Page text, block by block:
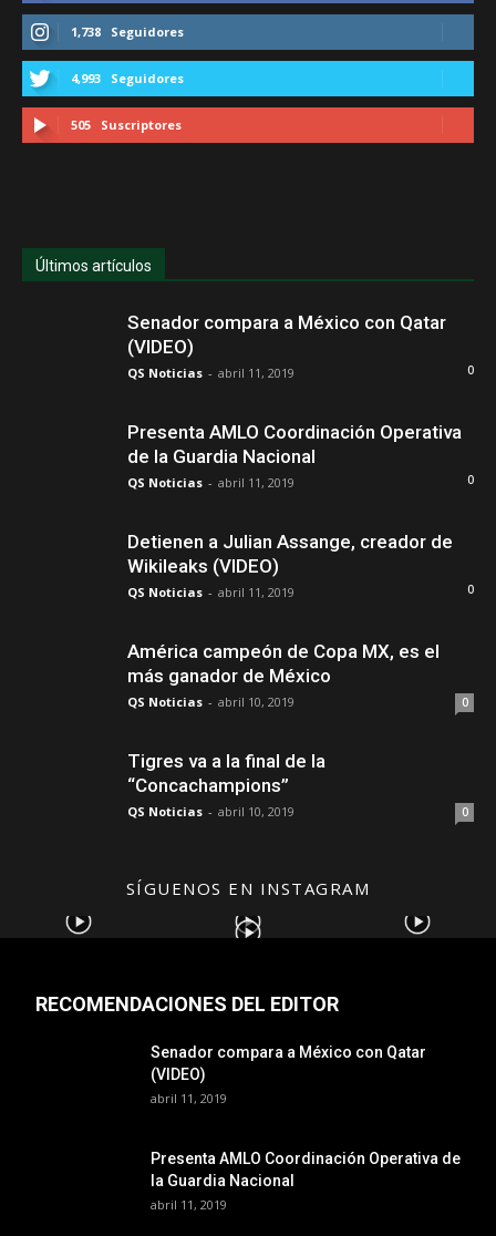
1,738 Seguidores
4,993 Seguidores
505 Suscriptores
Últimos artículos
Senador compara a México con Qatar
(VIDEO)
QS Noticias - abril 11, 2019 0
Presenta AMLO Coordinación Operativa
de la Guardia Nacional
QS Noticias - abril 11, 2019 0
Detienen a Julian Assange, creador de
Wikileaks (VIDEO)
QS Noticias - abril 11, 2019 0
América campeón de Copa MX, es el
más ganador de México
QS Noticias - abril 10, 2019 0
Tigres va a la final de la
“Concachampions”
QS Noticias - abril 10, 2019 0
SÍGUENOS EN INSTAGRAM
RECOMENDACIONES DEL EDITOR
Senador compara a México con Qatar
(VIDEO)
abril 11, 2019
Presenta AMLO Coordinación Operativa de
la Guardia Nacional
abril 11, 2019